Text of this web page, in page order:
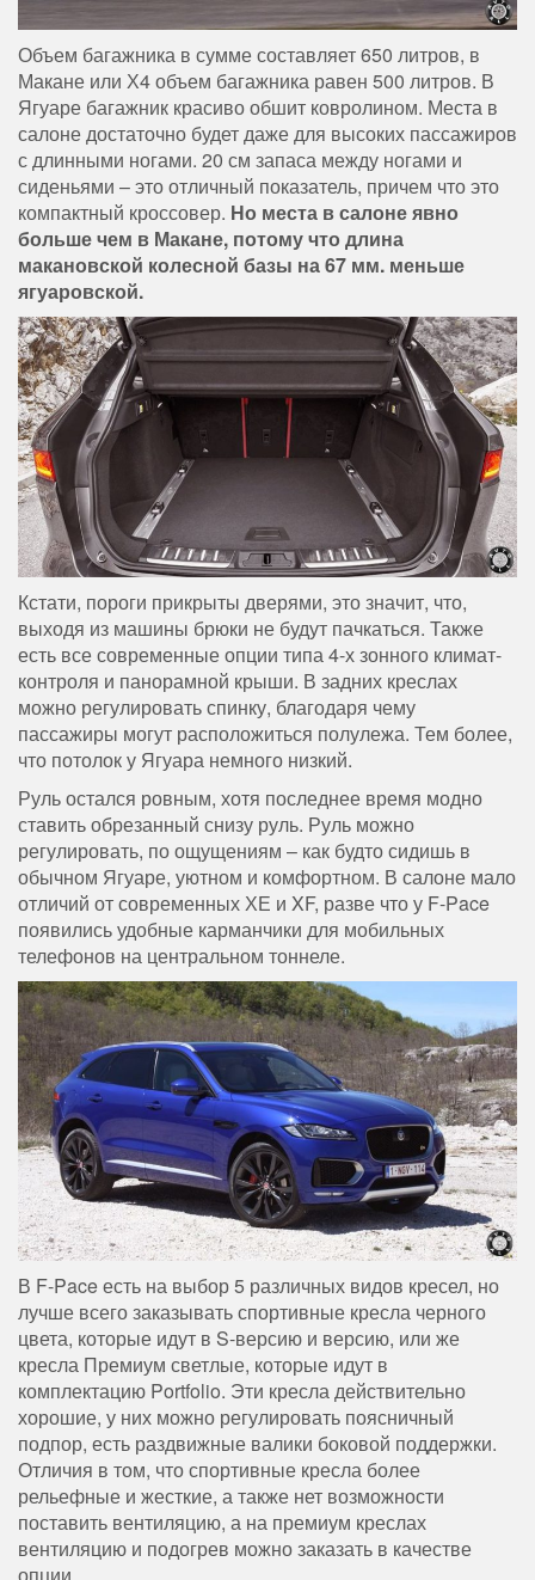
Объем багажника в сумме составляет 650 литров, в
Макане или Х4 объем багажника равен 500 литров. В
Ягуаре багажник красиво обшит ковролином. Места в
салоне достаточно будет даже для высоких пассажиров
с длинными ногами. 20 см запаса между ногами и
сиденьями – это отличный показатель, причем что это
компактный кроссовер. Но места в салоне явно
больше чем в Макане, потому что длина
макановской колесной базы на 67 мм. меньше
ягуаровской.
Кстати, пороги прикрыты дверями, это значит, что,
выходя из машины брюки не будут пачкаться. Также
есть все современные опции типа 4-х зонного климат-
контроля и панорамной крыши. В задних креслах
можно регулировать спинку, благодаря чему
пассажиры могут расположиться полулежа. Тем более,
что потолок у Ягуара немного низкий.
Руль остался ровным, хотя последнее время модно
ставить обрезанный снизу руль. Руль можно
регулировать, по ощущениям – как будто сидишь в
обычном Ягуаре, уютном и комфортном. В салоне мало
отличий от современных ХЕ и XF, разве что у F-Pace
появились удобные карманчики для мобильных
телефонов на центральном тоннеле.
В F-Pace есть на выбор 5 различных видов кресел, но
лучше всего заказывать спортивные кресла черного
цвета, которые идут в S-версию и версию, или же
кресла Премиум светлые, которые идут в
комплектацию Portfolio. Эти кресла действительно
хорошие, у них можно регулировать поясничный
подпор, есть раздвижные валики боковой поддержки.
Отличия в том, что спортивные кресла более
рельефные и жесткие, а также нет возможности
поставить вентиляцию, а на премиум креслах
вентиляцию и подогрев можно заказать в качестве